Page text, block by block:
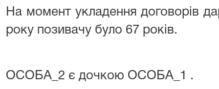
На момент укладення договорів
року позивачу було 67 років.
ОСОБА_2 є дочкою ОСОБА_1 .